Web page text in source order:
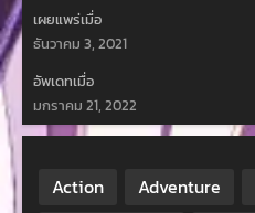
เผยแพร่เมื่อ
ธันวาคม 3, 2021
อัพเดทเมื่อ
มกราคม 21, 2022
Action Adventure